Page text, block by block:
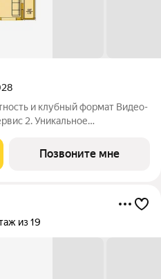
и клубный формат Видео-
2. Уникальное
Детский уголок 3.
на 1
Позвоните мне
из 19